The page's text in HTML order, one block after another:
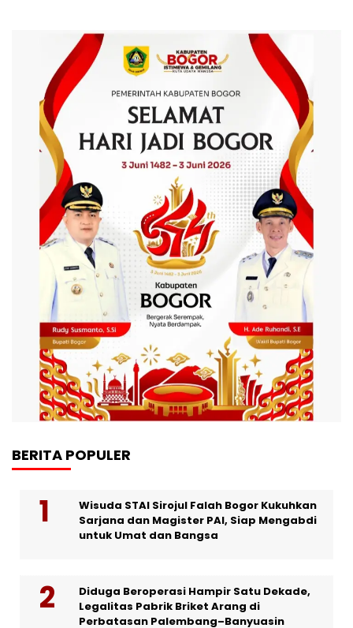
BERITA POPULER
Wisuda STAI Sirojul Falah Bogor Kukuhkan
Sarjana dan Magister PAI, Siap Mengabdi
untuk Umat dan Bangsa
Diduga Beroperasi Hampir Satu Dekade,
Legalitas Pabrik Briket Arang di
Perbatasan Palembang–Banyuasin